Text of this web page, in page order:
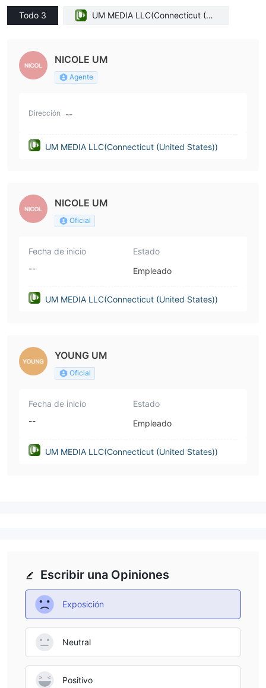
Todo 3
UM MEDIA LLC(Connecticut (Un
NICOLE UM
Agente
Dirección --
UM MEDIA LLC(Connecticut (United States))
NICOLE UM
Oficial
Fecha de inicio
--
Estado
Empleado
UM MEDIA LLC(Connecticut (United States))
YOUNG UM
Oficial
Fecha de inicio
--
Estado
Empleado
UM MEDIA LLC(Connecticut (United States))
Escribir una Opiniones
Exposición
Neutral
Positivo